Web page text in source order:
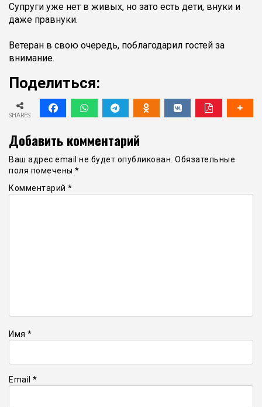
Супруги уже нет в живых, но зато есть дети, внуки и
даже правнуки.
Ветеран в свою очередь, поблагодарил гостей за
внимание.
Поделиться:
SHARES
Добавить комментарий
Ваш адрес email не будет опубликован. Обязательные
поля помечены *
Комментарий *
Имя *
Email *